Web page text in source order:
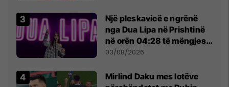
Një pleskavicë e ngrënë
nga Dua Lipa në Prishtinë
në orën 04:28 të mëngjesit
- dhe bota digjitale serbe
03/08/2026
Mirlind Daku mes lotëve